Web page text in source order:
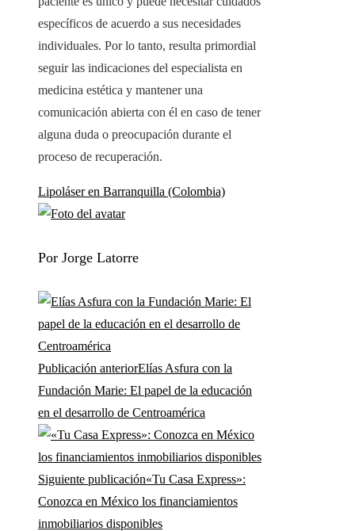
específicos de acuerdo a sus necesidades
individuales. Por lo tanto, resulta primordial
seguir las indicaciones del especialista en
medicina estética y mantener una
comunicación abierta con él en caso de tener
alguna duda o preocupación durante el
proceso de recuperación.
Lipoláser en Barranquilla (Colombia)
Por Jorge Latorre
Publicación anteriorElías Asfura con la
Fundación Marie: El papel de la educación
en el desarrollo de Centroamérica
Siguiente publicación«Tu Casa Express»:
Conozca en México los financiamientos
inmobiliarios disponibles